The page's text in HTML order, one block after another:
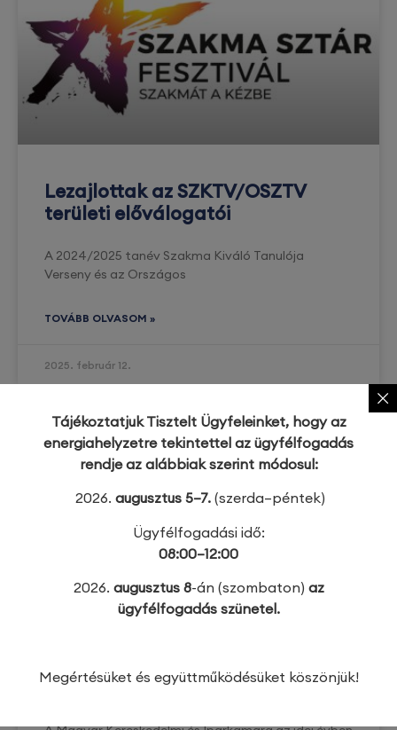
Lezajlottak az SZKTV/OSZTV
területi előválogatói
A 2024/2025 tanév Szakma Kiváló Tanulója
Verseny és az Országos
TOVÁBB OLVASOM »
2025. február 12.
Szakma Kiváló Tanulója Verseny
előválogatói
Tájékoztatjuk Tisztelt Ügyfeleinket, hogy az
energiahelyzetre tekintettel az ügyfélfogadás
rendje az alábbiak szerint módosul:
2026. augusztus 5–7. (szerda–péntek)
Ügyfélfogadási idő:
08:00–12:00
2026. augusztus 8-án (szombaton) az
ügyfélfogadás szünetel.
Megértésüket és együttműködésüket köszönjük!